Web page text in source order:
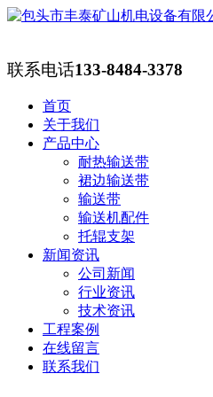
联系电话133-8484-3378
首页
关于我们
产品中心
耐热输送带
裙边输送带
输送带
输送机配件
托辊支架
新闻资讯
公司新闻
行业资讯
技术资讯
工程案例
在线留言
联系我们